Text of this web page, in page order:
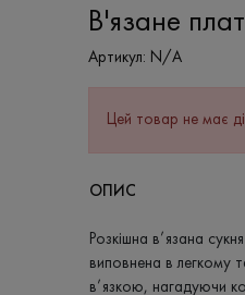
В'язане
Артикул: N/A
Цей товар не має
ОПИС
Розкішна в’язана
виповнена в легкому
в’язкою, нагадуючи